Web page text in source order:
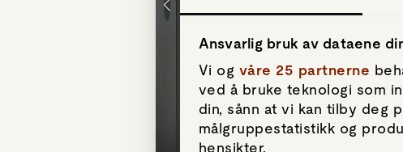
Ansvarlig bruk av dataene
Vi og våre 25 partnerne
ved å bruke teknologi som
din, sånn at vi kan tilby deg
målgruppestatistikk og
hensikter.